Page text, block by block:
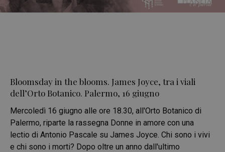
Bloomsday in the blooms. James Joyce, tra i viali
dell’Orto Botanico. Palermo, 16 giugno
Mercoledì 16 giugno alle ore 18.30, all'Orto Botanico di
Palermo, riparte la rassegna Donne in amore con una
lectio di Antonio Pascale su James Joyce. Chi sono i vivi
e chi sono i morti? Dopo oltre un anno dall'ultimo